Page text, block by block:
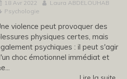
18 Avr 2022
Laura ABDELOUHAB
Psychologie
violence peut provoquer des
physiques certes, mais
psychiques : il peut s'agir
choc émotionnel immédiat et